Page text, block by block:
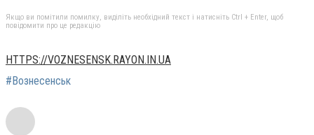
Якщо ви помітили помилку, виділіть необхідний текст і натисніть Ctrl + Enter, щоб
повідомити про це редакцію
HTTPS://VOZNESENSK.RAYON.IN.UA
#Вознесенськ